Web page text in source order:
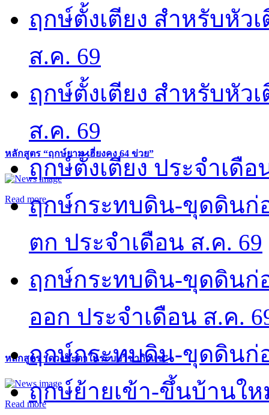
หลักสูตร “ฤกษ์ยาม เฮี่ยงคง 64 ข่วย”
Read more
หลักสูตร “ดวงชะตาในระบบวิชากิวแช”
Read more
ฤกษ์ตั้งเตียง สำหรับหัว
ส.ค. 69
ฤกษ์ตั้งเตียง สำหรับหัว
ส.ค. 69
ฤกษ์ตั้งเตียง ประจำเดือ
ฤกษ์กระทบดิน-ขุดดินก่
ตก ประจำเดือน ส.ค. 69
ฤกษ์กระทบดิน-ขุดดินก่
ออก ประจำเดือน ส.ค.
ฤกษ์กระทบดิน-ขุดดินก่
ฤกษ์ย้ายเข้า-ขึ้นบ้านใ